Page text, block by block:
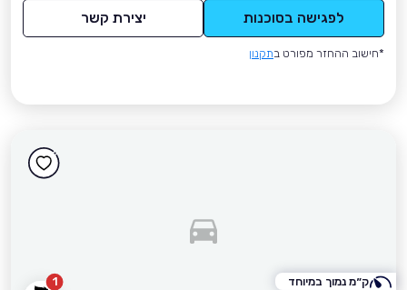
לפגישה בסוכנות יצירת קשר
*חישוב ההחזר מפורט בתקנון
1 ק״מ נמוך במיוחד